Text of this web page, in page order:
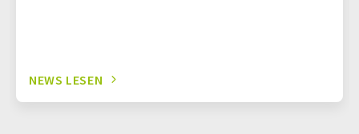
NEWS LESEN